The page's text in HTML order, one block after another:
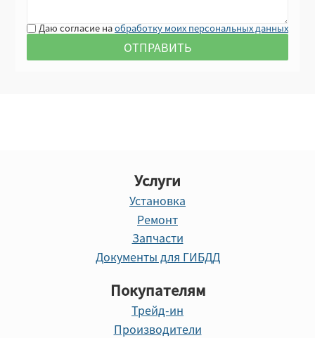
Даю согласие наобработку моих персональных данных
Услуги
Установка
Ремонт
Запчасти
Документы для ГИБДД
Покупателям
Трейд-ин
Производители